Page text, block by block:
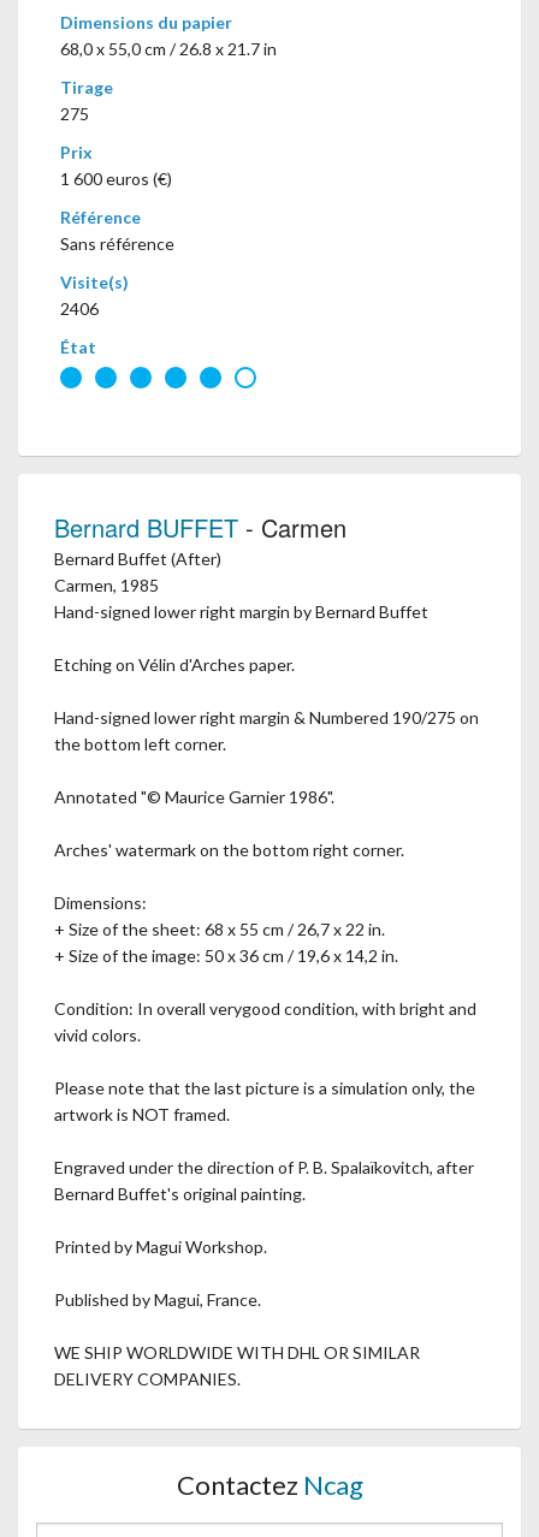
Dimensions du papier
68,0 x 55,0 cm / 26.8 x 21.7 in
Tirage
275
Prix
1 600 euros (€)
Référence
Sans référence
Visite(s)
2406
État
Bernard BUFFET - Carmen
Bernard Buffet (After)
Carmen, 1985
Hand-signed lower right margin by Bernard Buffet
Etching on Vélin d'Arches paper.
Hand-signed lower right margin & Numbered 190/275 on
the bottom left corner.
Annotated "© Maurice Garnier 1986".
Arches' watermark on the bottom right corner.
Dimensions:
+ Size of the sheet: 68 x 55 cm / 26,7 x 22 in.
+ Size of the image: 50 x 36 cm / 19,6 x 14,2 in.
Condition: In overall verygood condition, with bright and
vivid colors.
Please note that the last picture is a simulation only, the
artwork is NOT framed.
Engraved under the direction of P. B. Spalaïkovitch, after
Bernard Buffet's original painting.
Printed by Magui Workshop.
Published by Magui, France.
WE SHIP WORLDWIDE WITH DHL OR SIMILAR
DELIVERY COMPANIES.
Contactez Ncag